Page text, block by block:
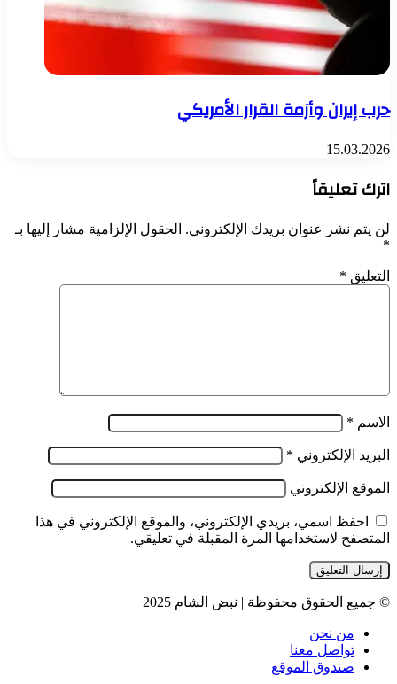
حرب إيران وأزمة القرار الأمريكي
15.03.2026
اترك تعليقاً
لن يتم نشر عنوان بريدك الإلكتروني. الحقول الإلزامية مشار إليها بـ
*
التعليق *
الاسم *
البريد الإلكتروني *
الموقع الإلكتروني
احفظ اسمي، بريدي الإلكتروني، والموقع الإلكتروني في هذا
المتصفح لاستخدامها المرة المقبلة في تعليقي.
© جميع الحقوق محفوظة | نبض الشام 2025
من نحن
تواصل معنا
صندوق الموقع